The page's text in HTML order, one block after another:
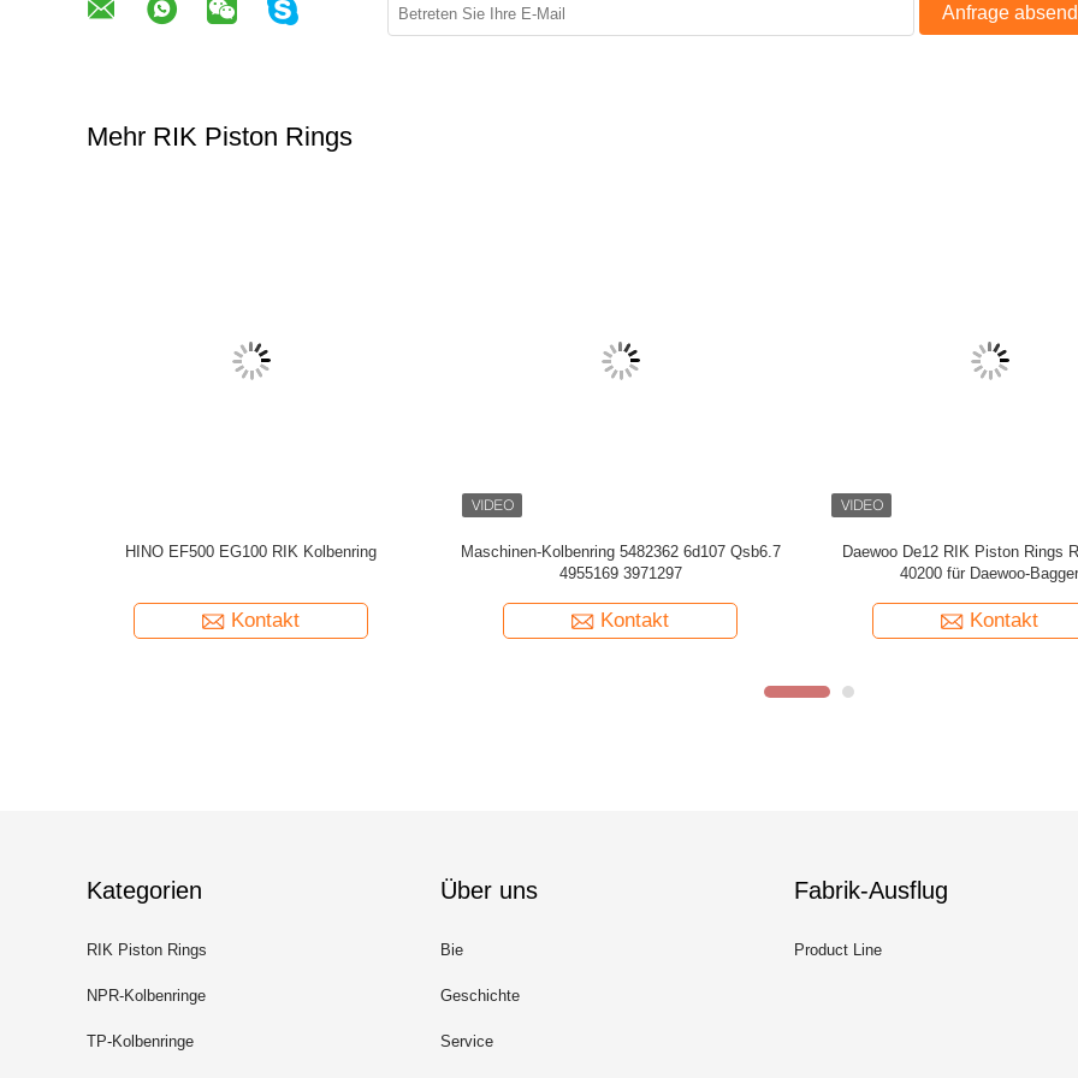
Anfrage
Mehr RIK Piston Rings
KOLBEN JANPAN RIK 20028 6D14T
Kontakt
96mm RIK Piston Rings For Nissan Td42 Ad-3
No.12033-06j10 Kolben Ring Set
Kontakt
Bagger Engine Piston Ring
Dieselmotor-Teil-6d95-6 Pc200-6
Kontakt
Kategorien
RIK Piston Rings
NPR-Kolbenringe
TP-Kolbenringe
Über uns
Bie
Geschichte
Service
Fabrik-Ausflug
Product Line